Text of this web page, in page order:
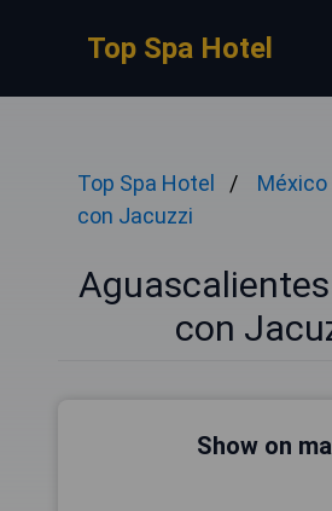
Top Spa Hotel
Top Spa Hotel México
con Jacuzzi
con
Show on